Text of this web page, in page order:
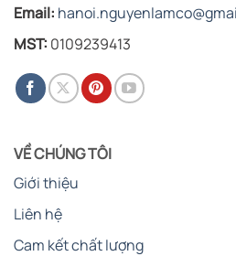
Email:
MST: 0109239413
VỀ CHÚNG TÔI
Giới thiệu
Liên hệ
Cam kết chất lượng